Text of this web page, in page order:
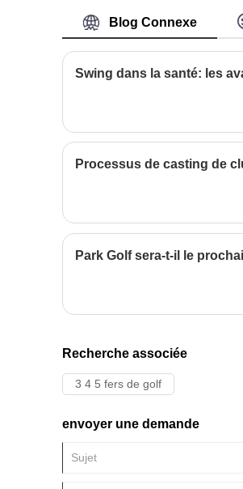
est le mélange
élégant et
faire tourner
parcours.
des tissus
designs
golf de
votre
niveau
meilleures
personnaliser
nom ou le logo
sportive
point, et nous
durabilité et la
une
Blog Connexe
Processus de casting de
Park Golf sera-t-il le
Recherche associée
3 4 5 fers de golf
envoyer une demande